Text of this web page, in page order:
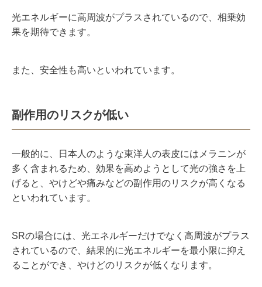
光エネルギーに高周波がプラスされているので、相乗効
果を期待できます。
また、安全性も高いといわれています。
副作用のリスクが低い
一般的に、日本人のような東洋人の表皮にはメラニンが
多く含まれるため、効果を高めようとして光の強さを上
げると、やけどや痛みなどの副作用のリスクが高くなる
といわれています。
SRの場合には、光エネルギーだけでなく高周波がプラス
されているので、結果的に光エネルギーを最小限に抑え
ることができ、やけどのリスクが低くなります。